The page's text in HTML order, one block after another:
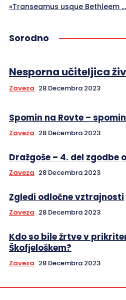
»Transeamus usque Bethleem
Sorodno
Nesporna učiteljica
Zaveza 28 Decembra 2023
Spomin na Rovte –
Zaveza 28 Decembra 2023
Dražgoše – 4. del zgodbe
Zaveza 28 Decembra 2023
Zgledi odločne vztrajnosti
Zaveza 28 Decembra 2023
Kdo so bile žrtve v
Škofjeloškem?
Zaveza 28 Decembra 2023